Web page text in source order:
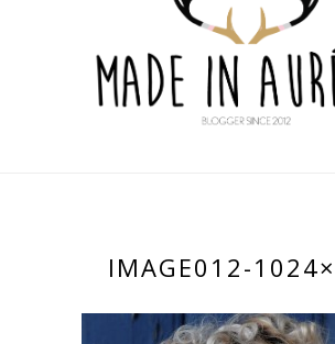
IMAGE012-